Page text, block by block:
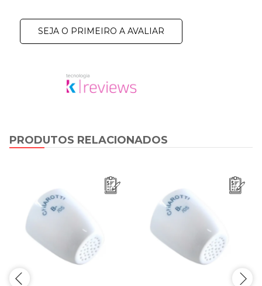
SEJA O PRIMEIRO A AVALIAR
PRODUTOS RELACIONADOS